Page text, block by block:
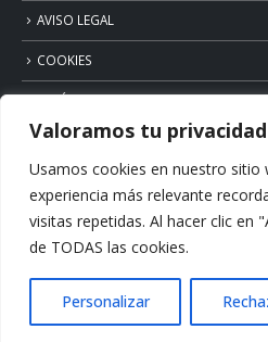
Valoramos tu privacidad
Usamos cookies en nuestro sitio
experiencia más relevante
visitas repetidas. Al hacer clic en
de TODAS las cookies.
Personalizar
AVISO LEGAL
COOKIES
POLÍTICA DE PRIVACIDAD
© Copyright 2026. Surfcantabria.com. All